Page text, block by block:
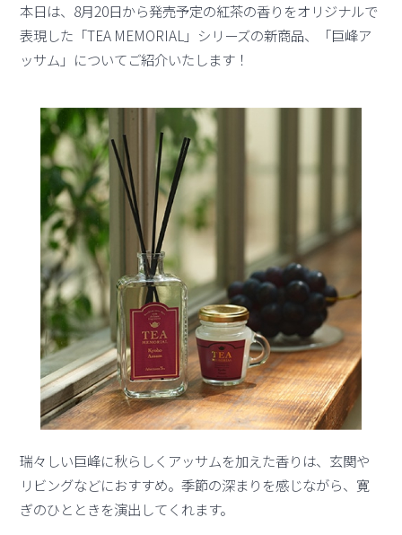
本日は、8月20日から発売予定の紅茶の香りをオリジナルで
表現した「TEA MEMORIAL」シリーズの新商品、「巨峰ア
ッサム」についてご紹介いたします！
瑞々しい巨峰に秋らしくアッサムを加えた香りは、玄関や
リビングなどにおすすめ。季節の深まりを感じながら、寛
ぎのひとときを演出してくれます。